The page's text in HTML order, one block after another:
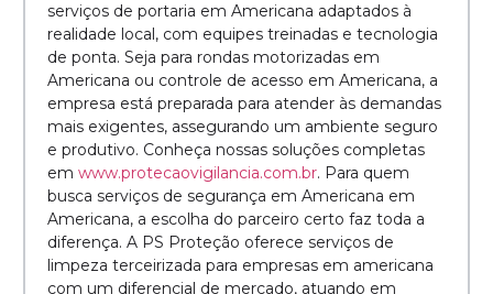
serviços de portaria em Americana adaptados à
realidade local, com equipes treinadas e tecnologia
de ponta. Seja para rondas motorizadas em
Americana ou controle de acesso em Americana, a
empresa está preparada para atender às demandas
mais exigentes, assegurando um ambiente seguro
e produtivo. Conheça nossas soluções completas
em www.protecaovigilancia.com.br. Para quem
busca serviços de segurança em Americana em
Americana, a escolha do parceiro certo faz toda a
diferença. A PS Proteção oferece serviços de
limpeza terceirizada para empresas em americana
com um diferencial de mercado, atuando em